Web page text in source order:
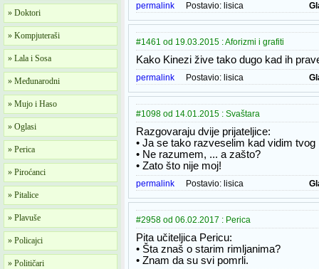
» Doktori
» Kompjuteraši
» Lala i Sosa
» Međunarodni
» Mujo i Haso
» Oglasi
» Perica
» Piroćanci
» Pitalice
» Plavuše
» Policajci
» Političari
permalink Postavio: lisica
#1461 od 19.03.2015 : Aforizmi i grafiti
Kako Kinezi žive tako dugo kad ih
permalink Postavio: lisica
#1098 od 14.01.2015 : Svaštara
Razgovaraju dvije prijateljice:
• Ja se tako razveselim kad vidim tvog
• Ne razumem, ... a zašto?
• Zato što nije moj!
permalink Postavio: lisica
#2958 od 06.02.2017 : Perica
Pita učiteljica Pericu:
• Šta znaš o starim rimljanima?
• Znam da su svi pomrli.